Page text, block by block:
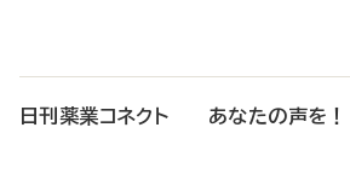
日刊薬業コネクト あなたの声を！